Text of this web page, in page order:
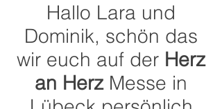
Hallo Lara und
Dominik, schön das
wir euch auf der Herz
an HerzMesse in